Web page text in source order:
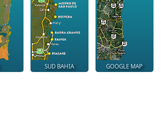
SUD BAHIA GOOGLE MAP